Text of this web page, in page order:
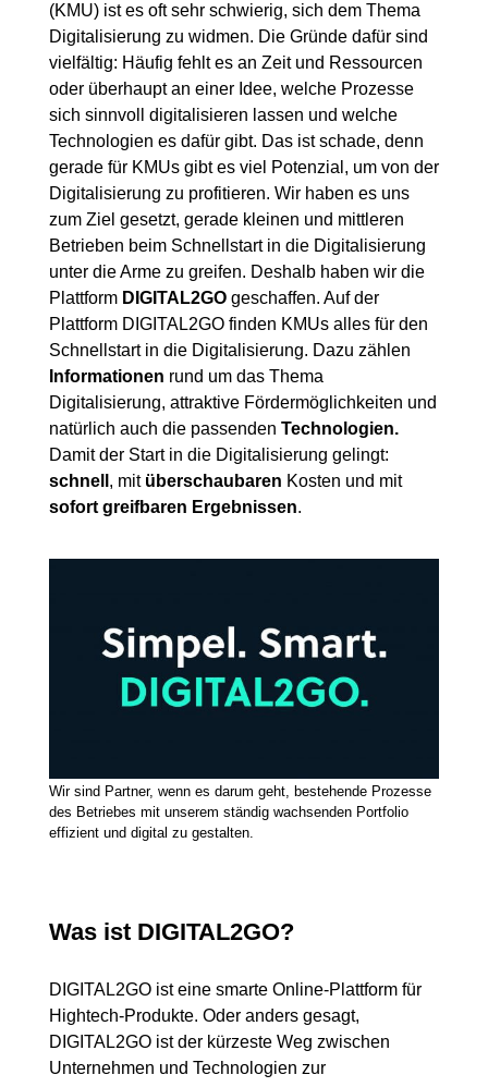
(KMU) ist es oft sehr schwierig, sich dem Thema
Digitalisierung zu widmen. Die Gründe dafür sind
vielfältig: Häufig fehlt es an Zeit und Ressourcen
oder überhaupt an einer Idee, welche Prozesse
sich sinnvoll digitalisieren lassen und welche
Technologien es dafür gibt. Das ist schade, denn
gerade für KMUs gibt es viel Potenzial, um von der
Digitalisierung zu profitieren. Wir haben es uns
zum Ziel gesetzt, gerade kleinen und mittleren
Betrieben beim Schnellstart in die Digitalisierung
unter die Arme zu greifen. Deshalb haben wir die
Plattform DIGITAL2GO geschaffen. Auf der
Plattform DIGITAL2GO finden KMUs alles für den
Schnellstart in die Digitalisierung. Dazu zählen
Informationen rund um das Thema
Digitalisierung, attraktive Fördermöglichkeiten und
natürlich auch die passenden Technologien.
Damit der Start in die Digitalisierung gelingt:
schnell , mit überschaubaren Kosten und mit
sofort greifbaren Ergebnissen.
Wir sind Partner, wenn es darum geht, bestehende Prozesse
des Betriebes mit unserem ständig wachsenden Portfolio
effizient und digital zu gestalten.
Was ist DIGITAL2GO?
DIGITAL2GO ist eine smarte Online-Plattform für
Hightech-Produkte. Oder anders gesagt,
DIGITAL2GO ist der kürzeste Weg zwischen
Unternehmen und Technologien zur